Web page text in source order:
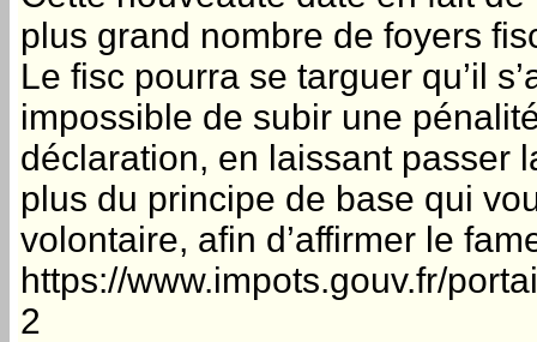
plus grand nombre de foyers
Le fisc pourra se targuer qu’il
impossible de subir une
déclaration, en laissant passer
plus du principe de base qui
volontaire, afin d’affirmer le
https://www.impots.gouv.fr/
2